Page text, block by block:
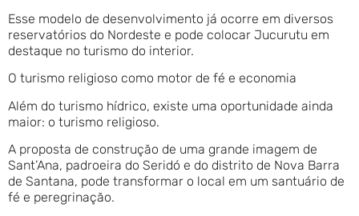
Esse modelo de desenvolvimento já ocorre em diversos
reservatórios do Nordeste e pode colocar Jucurutu em
destaque no turismo do interior.
O turismo religioso como motor de fé e economia
Além do turismo hídrico, existe uma oportunidade ainda
maior: o turismo religioso.
A proposta de construção de uma grande imagem de
Sant’Ana, padroeira do Seridó e do distrito de Nova Barra
de Santana, pode transformar o local em um santuário de
fé e peregrinação.